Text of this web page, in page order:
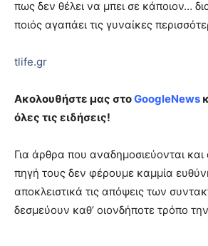
πως δεν θέλει να μπει σε κάποιον…
ποιός αγαπάει τις γυναίκες
tlife.gr
Ακολουθήστε μας στοGoogleNews
όλες τις ειδήσεις!
Για άρθρα που αναδημοσιεύονται
πηγή τους δεν φέρουμε καμμία
αποκλειστικά τις απόψεις των
δεσμεύουν καθ’ οιονδήποτε τρόπο